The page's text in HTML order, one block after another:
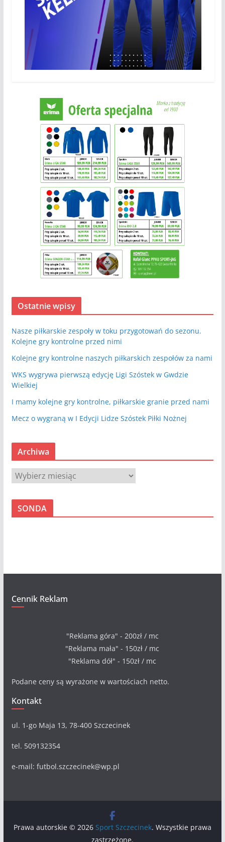
Ostatnie wpisy
Nasze piłkarskie zespoły w toku przygotowań do sezonu.
Kolejne gry kontrolne przed nimi
Kolejne gry kontrolne naszych piłkarskich zespołów za nami
WKS wygrywa pierwszą edycję Ligi Szóstek w Gwdzie
Wielkiej
I mamy kolejne gry kontrolne, piłkarskie granie przed nami
Mecz o wygraną w I Edycji Lidze Szóstek Piłki Nożnej
Archiwa
A
r
c
SONDA
Cennik Reklam
"Reklama góra" - 200zł / mc
"Reklama mała" - 150zł / mc
"Reklama dół" - 150zł / mc
Podane ceny są wyrażone w wartościach netto.
Kontakt
ul. 1-go Maja 13, 78-400 Szczecinek
tel. 509132354
e-mail: futbol.szczecinek@wp.pl
Prawa autorskie © 2026 Sport Szczecinek. Wszystkie prawa
zastrzeżone.